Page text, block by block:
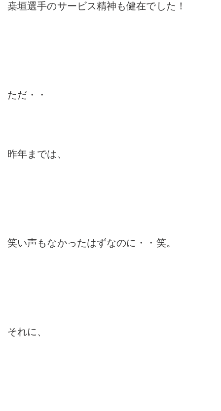
桒垣選手のサービス精神も健在でした！
ただ・・
昨年までは、
笑い声もなかったはずなのに・・笑。
それに、